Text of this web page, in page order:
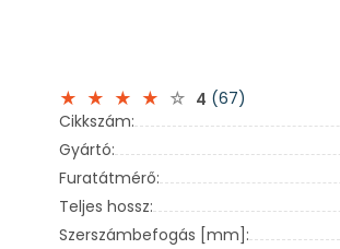
4 (67)
Cikkszám:
Gyártó:
Furatátmérő:
Teljes hossz:
Szerszámbefogás [mm]: